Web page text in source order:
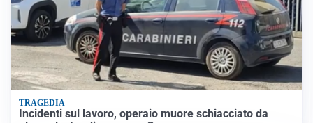
TRAGEDIA
Incidenti sul lavoro, operaio muore schiacciato da